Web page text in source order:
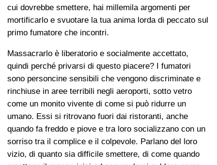
cui dovrebbe smettere, hai millemila argomenti per
mortificarlo e svuotare la tua anima lorda di peccato sul
primo fumatore che incontri.
Massacrarlo è liberatorio e socialmente accettato,
quindi perché privarsi di questo piacere? I fumatori
sono personcine sensibili che vengono discriminate e
rinchiuse in aree terribili negli aeroporti, sotto vetro
come un monito vivente di come si può ridurre un
umano. Essi si ritrovano fuori dai ristoranti, anche
quando fa freddo e piove e tra loro socializzano con un
sorriso tra il complice e il colpevole. Parlano del loro
vizio, di quanto sia difficile smettere, di come quando